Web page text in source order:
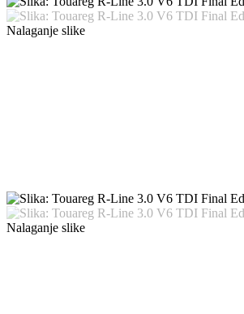
Nalaganje slike
Nalaganje slike